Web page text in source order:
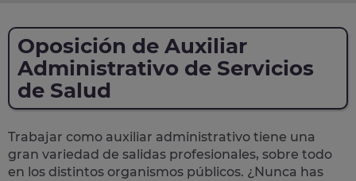
Oposición de Auxiliar
Administrativo de Servicios
de Salud
Trabajar como auxiliar administrativo tiene una
gran variedad de salidas profesionales, sobre todo
en los distintos organismos públicos. ¿Nunca has